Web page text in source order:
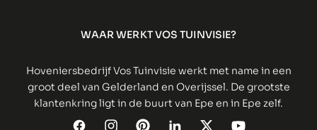
WAAR WERKT VOS TUINVISIE?
Hoveniersbedrijf Vos Tuinvisie werkt met name in een
groot deel van Gelderland en Overijssel. De grootste
klantenkring ligt in de buurt van Epe en in Epe zelf.